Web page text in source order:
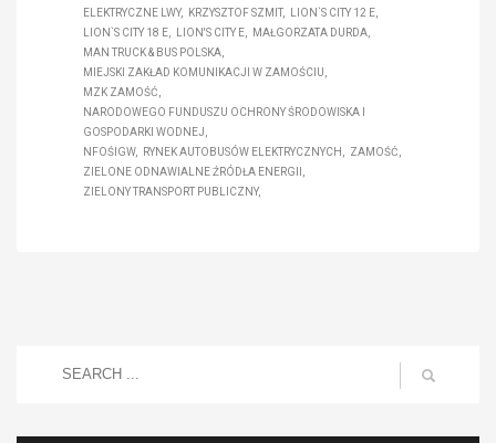
ELEKTRYCZNE LWY
KRZYSZTOF SZMIT
LION`S CITY 12 E
LION`S CITY 18 E
LION'S CITY E
MAŁGORZATA DURDA
MAN TRUCK & BUS POLSKA
MIEJSKI ZAKŁAD KOMUNIKACJI W ZAMOŚCIU
MZK ZAMOŚĆ
NARODOWEGO FUNDUSZU OCHRONY ŚRODOWISKA I
GOSPODARKI WODNEJ
NFOŚIGW
RYNEK AUTOBUSÓW ELEKTRYCZNYCH
ZAMOŚĆ
ZIELONE ODNAWIALNE ŹRÓDŁA ENERGII
ZIELONY TRANSPORT PUBLICZNY